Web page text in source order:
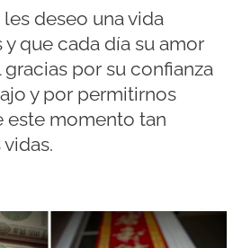
deseo una vida
que cada día su amor
gracias por su confianza
y por permitirnos
este momento tan